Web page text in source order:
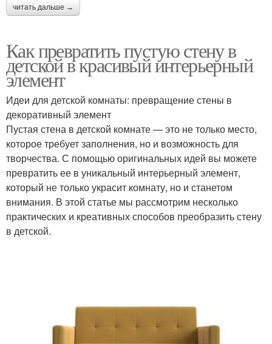
читать дальше →
Как превратить пустую стену в
детской в красивый интерьерный
элемент
Идеи для детской комнаты: превращение стены в
декоративный элемент
Пустая стена в детской комнате — это не только место,
которое требует заполнения, но и возможность для
творчества. С помощью оригинальных идей вы можете
превратить ее в уникальный интерьерный элемент,
который не только украсит комнату, но и станетом
внимания. В этой статье мы рассмотрим несколько
практических и креативных способов преобразить стену
в детской.